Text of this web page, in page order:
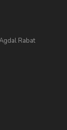
Rabat